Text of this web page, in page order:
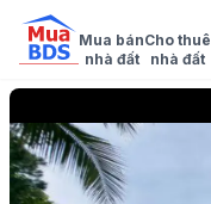
Mua bán
nhà đất
Cho thuê
nhà đất